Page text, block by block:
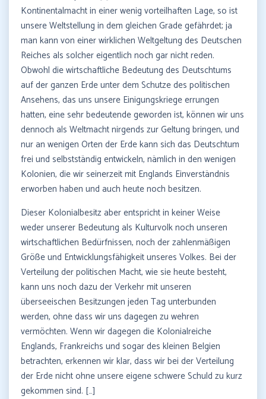
Kontinentalmacht in einer wenig vorteilhaften Lage, so ist
unsere Weltstellung in dem gleichen Grade gefährdet; ja
man kann von einer wirklichen Weltgeltung des Deutschen
Reiches als solcher eigentlich noch gar nicht reden.
Obwohl die wirtschaftliche Bedeutung des Deutschtums
auf der ganzen Erde unter dem Schutze des politischen
Ansehens, das uns unsere Einigungskriege errungen
hatten, eine sehr bedeutende geworden ist, können wir uns
dennoch als Weltmacht nirgends zur Geltung bringen, und
nur an wenigen Orten der Erde kann sich das Deutschtum
frei und selbstständig entwickeln, nämlich in den wenigen
Kolonien, die wir seinerzeit mit Englands Einverständnis
erworben haben und auch heute noch besitzen.
Dieser Kolonialbesitz aber entspricht in keiner Weise
weder unserer Bedeutung als Kulturvolk noch unseren
wirtschaftlichen Bedürfnissen, noch der zahlenmäßigen
Größe und Entwicklungsfähigkeit unseres Volkes. Bei der
Verteilung der politischen Macht, wie sie heute besteht,
kann uns noch dazu der Verkehr mit unseren
überseeischen Besitzungen jeden Tag unterbunden
werden, ohne dass wir uns dagegen zu wehren
vermöchten. Wenn wir dagegen die Kolonialreiche
Englands, Frankreichs und sogar des kleinen Belgien
betrachten, erkennen wir klar, dass wir bei der Verteilung
der Erde nicht ohne unsere eigene schwere Schuld zu kurz
gekommen sind. […]